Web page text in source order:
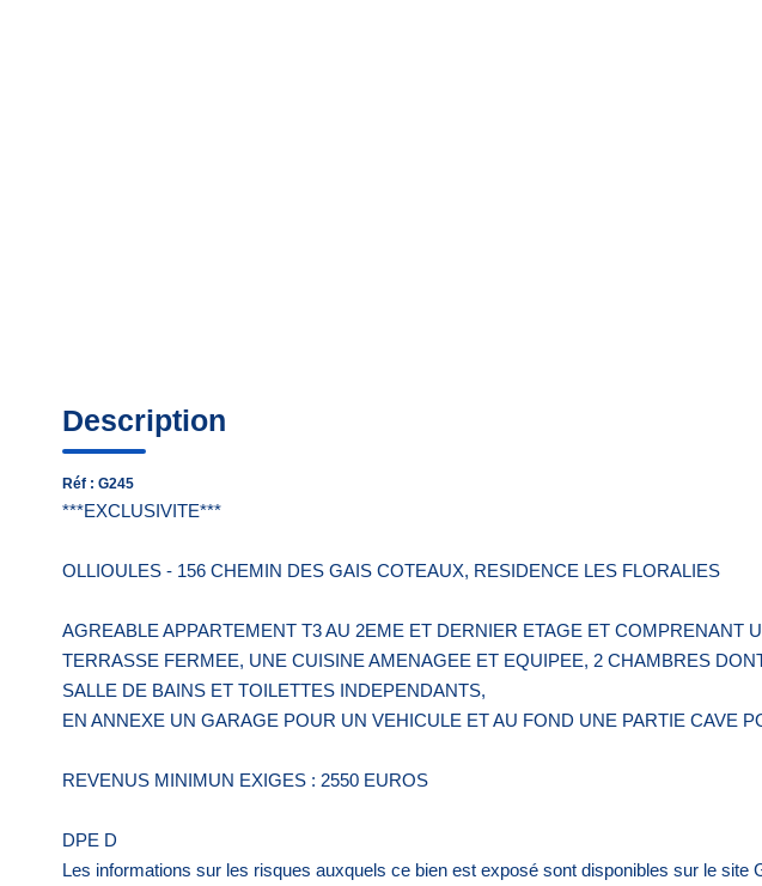
Description
Réf : G245
***EXCLUSIVITE***
OLLIOULES - 156 CHEMIN DES GAIS COTEAUX, RESIDENCE LES FLORALIES
AGREABLE APPARTEMENT T3 AU 2EME ET DERNIER ETAGE ET COMPRENANT
TERRASSE FERMEE, UNE CUISINE AMENAGEE ET EQUIPEE, 2 CHAMBRES
SALLE DE BAINS ET TOILETTES INDEPENDANTS,
EN ANNEXE UN GARAGE POUR UN VEHICULE ET AU FOND UNE PARTIE CAVE
REVENUS MINIMUN EXIGES : 2550 EUROS
DPE D
Les informations sur les risques auxquels ce bien est exposé sont disponibles sur le site